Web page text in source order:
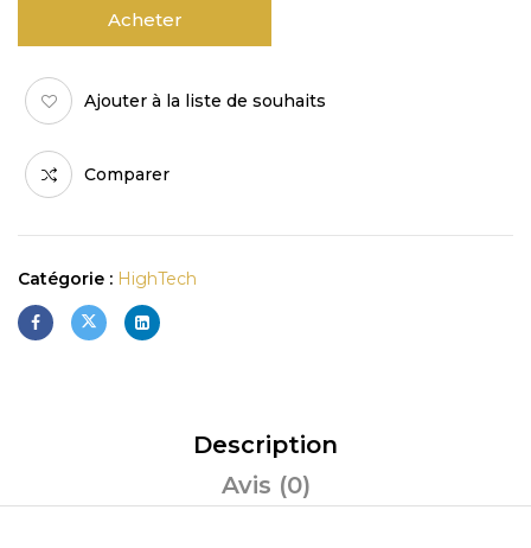
Acheter
Ajouter à la liste de souhaits
Comparer
Catégorie : HighTech
Description
Avis (0)